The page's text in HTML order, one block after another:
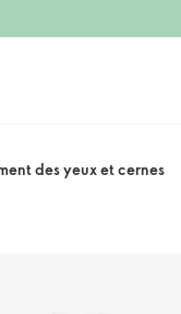
des yeux et cernes